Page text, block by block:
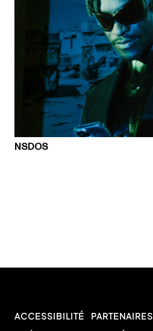
NSDOS
ACCESSIBILITÉ PARTENAIRES